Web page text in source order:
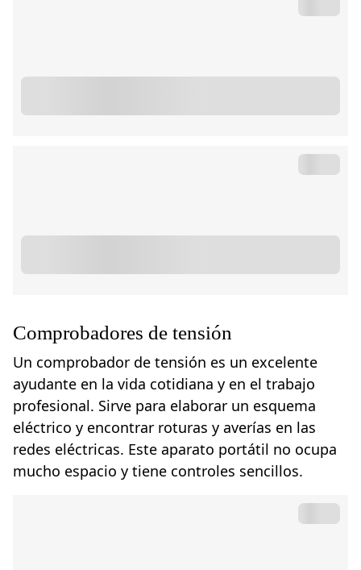
Comprobadores de tensión
Un comprobador de tensión es un excelente
ayudante en la vida cotidiana y en el trabajo
profesional. Sirve para elaborar un esquema
eléctrico y encontrar roturas y averías en las
redes eléctricas. Este aparato portátil no ocupa
mucho espacio y tiene controles sencillos.